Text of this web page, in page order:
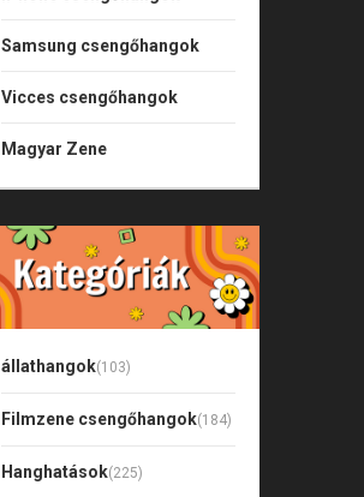
Samsung csengőhangok
Vicces csengőhangok
Magyar Zene
állathangok(103)
Filmzene csengőhangok(184)
Hanghatások(225)